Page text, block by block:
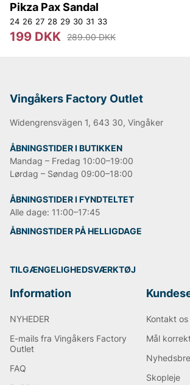
Pikza Pax Sandal
24 26 27 28 29 30 31 33
199 DKK 289.00 DKK
Vingåkers Factory Outlet
Widengrensvägen 1, 643 30, Vingåker
ÅBNINGSTIDER I BUTIKKEN
Mandag – Fredag 10:00–19:00
Lørdag – Søndag 09:00–18:00
ÅBNINGSTIDER I FYNDTELTET
Alle dage: 11:00–17:45
ÅBNINGSTIDER PÅ HELLIGDAGE
TILGÆNGELIGHEDSVÆRKTØJ
Information
NYHEDER
E-mails fra Vingåkers Factory
Outlet
FAQ
Kontakt os
Mål
Skopleje